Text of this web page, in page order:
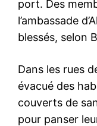
port. Des
l’ambassade
blessés, selon
Dans les rues
évacué des
couverts de
pour panser